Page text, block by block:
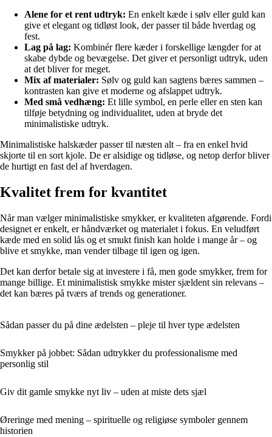
Alene for et rent udtryk: En enkelt kæde i sølv eller guld kan
give et elegant og tidløst look, der passer til både hverdag og
fest.
Lag på lag: Kombinér flere kæder i forskellige længder for at
skabe dybde og bevægelse. Det giver et personligt udtryk, uden
at det bliver for meget.
Mix af materialer: Sølv og guld kan sagtens bæres sammen –
kontrasten kan give et moderne og afslappet udtryk.
Med små vedhæng: Et lille symbol, en perle eller en sten kan
tilføje betydning og individualitet, uden at bryde det
minimalistiske udtryk.
Minimalistiske halskæder passer til næsten alt – fra en enkel hvid
skjorte til en sort kjole. De er alsidige og tidløse, og netop derfor bliver
de hurtigt en fast del af hverdagen.
Kvalitet frem for kvantitet
Når man vælger minimalistiske smykker, er kvaliteten afgørende. Fordi
designet er enkelt, er håndværket og materialet i fokus. En veludført
kæde med en solid lås og et smukt finish kan holde i mange år – og
blive et smykke, man vender tilbage til igen og igen.
Det kan derfor betale sig at investere i få, men gode smykker, frem for
mange billige. Et minimalistisk smykke mister sjældent sin relevans –
det kan bæres på tværs af trends og generationer.
Sådan passer du på dine ædelsten – pleje til hver type ædelsten
Smykker på jobbet: Sådan udtrykker du professionalisme med
personlig stil
Giv dit gamle smykke nyt liv – uden at miste dets sjæl
Øreringe med mening – spirituelle og religiøse symboler gennem
historien